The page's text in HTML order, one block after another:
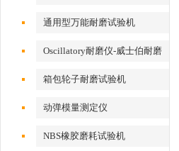
通用型万能耐磨试验机
Oscillatory耐磨仪-威士伯耐磨
试验机
箱包轮子耐磨试验机
动弹模量测定仪
NBS橡胶磨耗试验机